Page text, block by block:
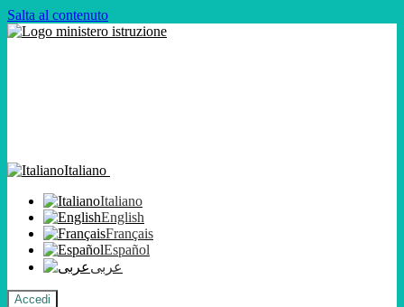
Salta al contenuto
Italiano
Italiano
English
Français
Español
عربى
Accedi